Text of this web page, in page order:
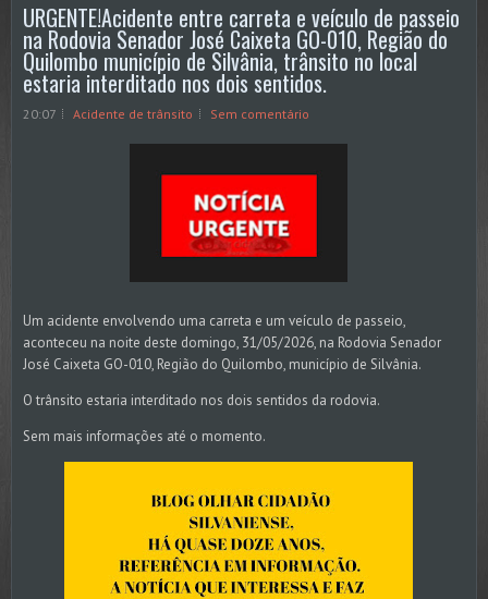
URGENTE!Acidente entre carreta e veículo de passeio
na Rodovia Senador José Caixeta GO-010, Região do
Quilombo município de Silvânia, trânsito no local
estaria interditado nos dois sentidos.
20:07 Acidente de trânsito Sem comentário
Um acidente envolvendo uma carreta e um veículo de passeio,
aconteceu na noite deste domingo, 31/05/2026, na Rodovia Senador
José Caixeta GO-010, Região do Quilombo, município de Silvânia.
O trânsito estaria interditado nos dois sentidos da rodovia.
Sem mais informações até o momento.